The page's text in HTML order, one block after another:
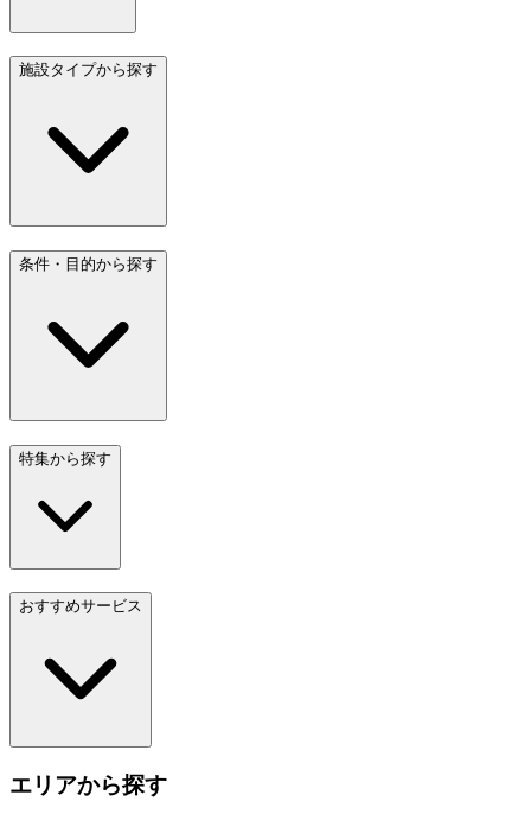
施設タイプから探す
条件・目的から探す
特集から探す
おすすめサービス
エリアから探す